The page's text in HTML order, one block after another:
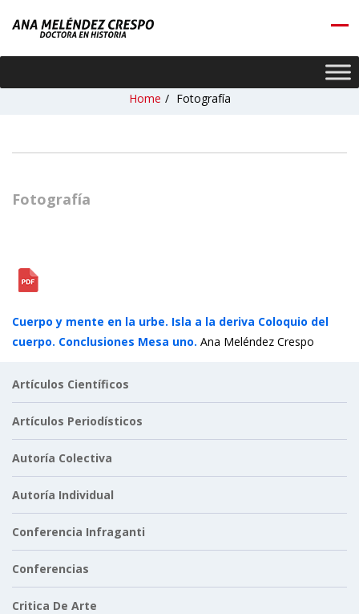
Home / Fotografía
Fotografía
Cuerpo y mente en la urbe. Isla a la deriva Coloquio del
cuerpo. Conclusiones Mesa uno. Ana Meléndez Crespo
Artículos Científicos
Artículos Periodísticos
Autoría Colectiva
Autoría Individual
Conferencia Infraganti
Conferencias
Critica De Arte